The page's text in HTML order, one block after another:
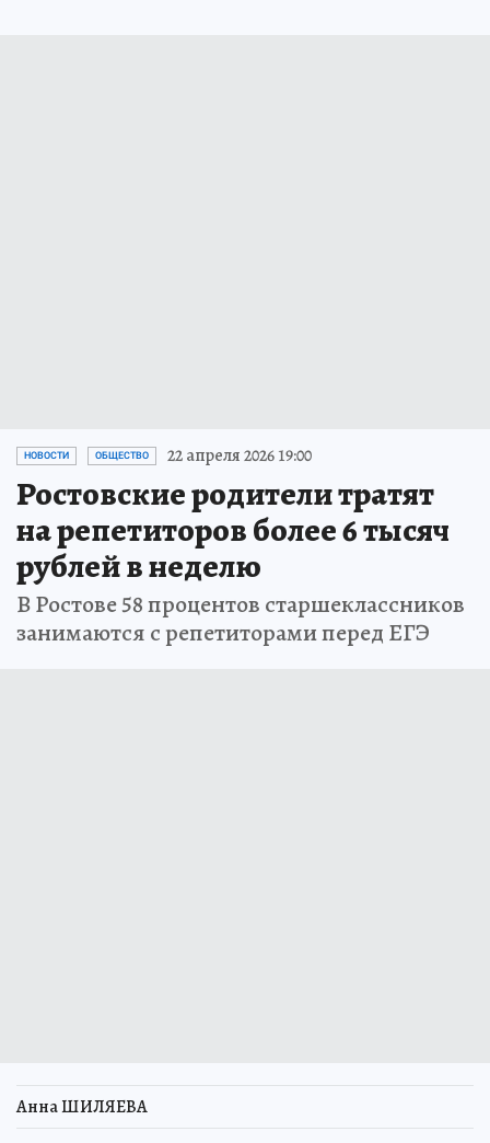
НОВОСТИ ОБЩЕСТВО 22 апреля 2026 19:00
Ростовские родители тратят
на репетиторов более 6 тысяч
рублей в неделю
В Ростове 58 процентов старшеклассников
занимаются с репетиторами перед ЕГЭ
Анна ШИЛЯЕВА